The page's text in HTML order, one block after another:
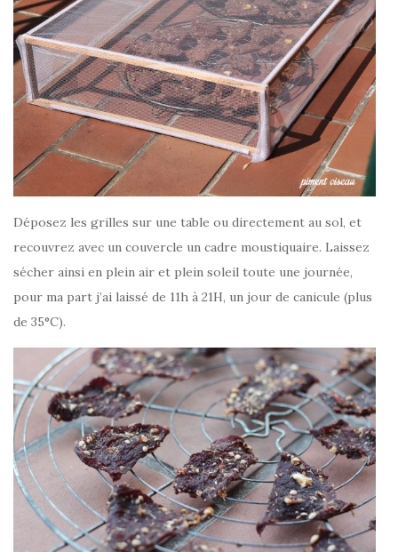
Déposez les grilles sur une table ou directement au sol, et
recouvrez avec un couvercle un cadre moustiquaire. Laissez
sécher ainsi en plein air et plein soleil toute une journée,
pour ma part j’ai laissé de 11h à 21H, un jour de canicule (plus
de 35°C).